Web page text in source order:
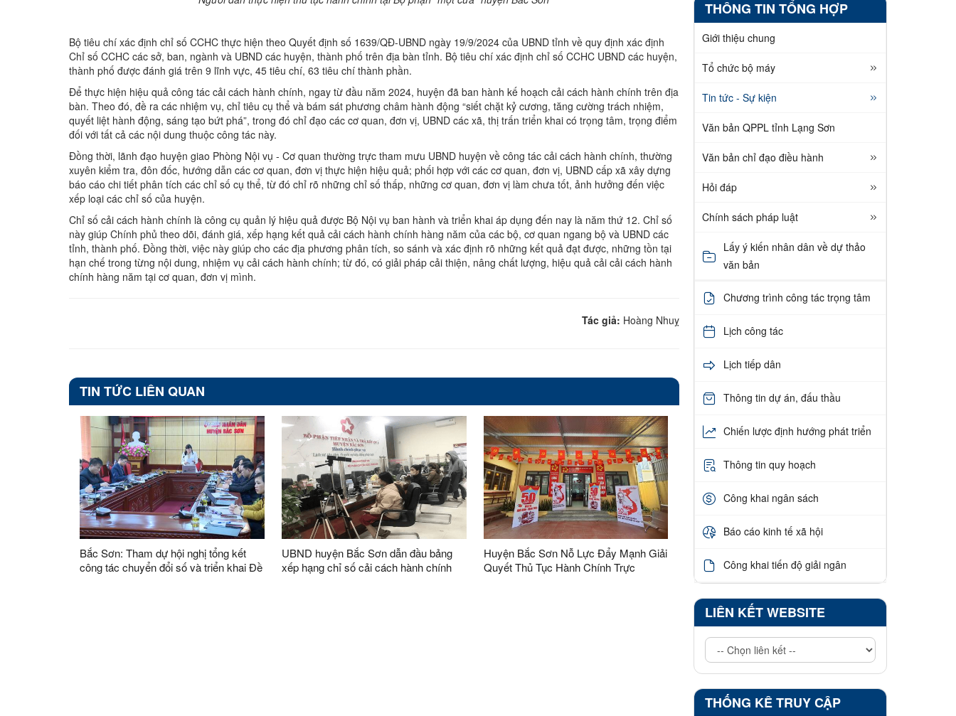
Bộ tiêu chí xác định chỉ số CCHC thực hiện theo Quyết định số 1639/QĐ-UBND ngày 19/9/2024 của UBND tỉnh về quy định xác định
Chỉ số CCHC các sở, ban, ngành và UBND các huyện, thành phố trên địa bàn tỉnh. Bộ tiêu chí xác định chỉ số CCHC UBND các huyện,
thành phố được đánh giá trên 9 lĩnh vực, 45 tiêu chí, 63 tiêu chí thành phần.
Để thực hiện hiệu quả công tác cải cách hành chính, ngay từ đầu năm 2024, huyện đã ban hành kế hoạch cải cách hành chính trên địa
bàn. Theo đó, đề ra các nhiệm vụ, chỉ tiêu cụ thể và bám sát phương châm hành động “siết chặt kỷ cương, tăng cường trách nhiệm,
quyết liệt hành động, sáng tạo bứt phá”, trong đó chỉ đạo các cơ quan, đơn vị, UBND các xã, thị trấn triển khai có trọng tâm, trọng điểm
đối với tất cả các nội dung thuộc công tác này.
Đồng thời, lãnh đạo huyện giao Phòng Nội vụ - Cơ quan thường trực tham mưu UBND huyện về công tác cải cách hành chính, thường
xuyên kiểm tra, đôn đốc, hướng dẫn các cơ quan, đơn vị thực hiện hiệu quả; phối hợp với các cơ quan, đơn vị, UBND cấp xã xây dựng
báo cáo chi tiết phân tích các chỉ số cụ thể, từ đó chỉ rõ những chỉ số thấp, những cơ quan, đơn vị làm chưa tốt, ảnh hưởng đến việc
xếp loại các chỉ số của huyện.
Chỉ số cải cách hành chính là công cụ quản lý hiệu quả được Bộ Nội vụ ban hành và triển khai áp dụng đến nay là năm thứ 12. Chỉ số
này giúp Chính phủ theo dõi, đánh giá, xếp hạng kết quả cải cách hành chính hàng năm của các bộ, cơ quan ngang bộ và UBND các
tỉnh, thành phố. Đồng thời, việc này giúp cho các địa phương phân tích, so sánh và xác định rõ những kết quả đạt được, những tồn tại
hạn chế trong từng nội dung, nhiệm vụ cải cách hành chính; từ đó, có giải pháp cải thiện, nâng chất lượng, hiệu quả cải cải cách hành
chính hàng năm tại cơ quan, đơn vị mình.
Tác giả: Hoàng Nhuỵ
TIN TỨC LIÊN QUAN
Bắc Sơn: Tham dự hội nghị tổng kết
công tác chuyển đổi số và triển khai Đề
UBND huyện Bắc Sơn dẫn đầu bảng
xếp hạng chỉ số cải cách hành chính
Huyện Bắc Sơn Nỗ Lực Đẩy Mạnh Giải
Quyết Thủ Tục Hành Chính Trực
THÔNG TIN TỔNG HỢP
Giới thiệu chung
Tổ chức bộ máy
Tin tức - Sự kiện
Văn bản QPPL tỉnh Lạng Sơn
Văn bản chỉ đạo điều hành
Hỏi đáp
Chính sách pháp luật
Lấy ý kiến nhân dân về dự thảo
văn bản
Chương trình công tác trọng tâm
Lịch công tác
Lịch tiếp dân
Thông tin dự án, đấu thầu
Chiến lược định hướng phát triển
Thông tin quy hoạch
Công khai ngân sách
Báo cáo kinh tế xã hội
Công khai tiến độ giải ngân
LIÊN KẾT WEBSITE
THỐNG KÊ TRUY CẬP